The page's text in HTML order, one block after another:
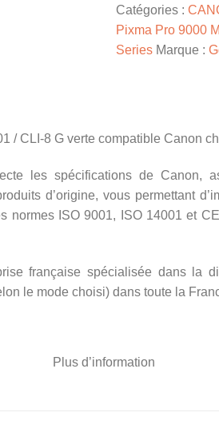
cartouche
compatible
Canon
Catégories :
Pixma Pro 9000
Series Marque :
/ CLI-8 G verte compatible Canon
les spécifications de Canon,
d’origine, vous permettant
normes ISO 9001, ISO 14001 et
française spécialisée dans la
le mode choisi) dans toute la
Plus d’information